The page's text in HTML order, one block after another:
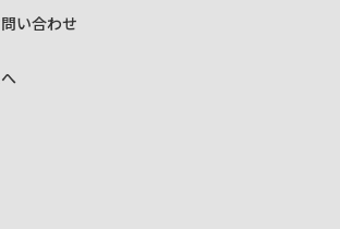
い合わせ